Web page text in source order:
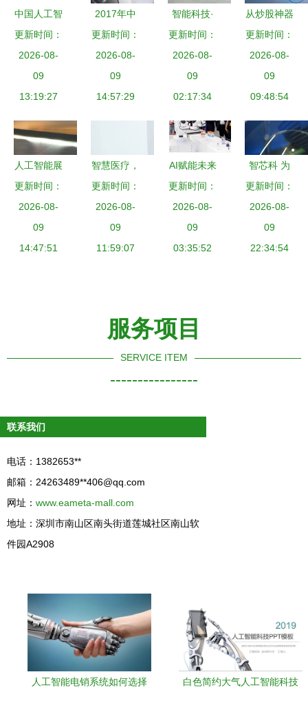
中国人工智
能产业链图
谱全解析
从基础层到
应用层的战
更新时间：
2026-08-
09
13:19:27
2017年中
国人工智能
市场规模与
2020年发
展前景
更新时间：
2026-08-
09
14:57:29
智能科技·
链接未来
2024中国
国际人工智
能产品展览
更新时间：
2026-08-
09
02:17:34
从炒股神器
到陪伴机器
人 伪人工
智能扎堆圈
钱的冷思考
更新时间：
2026-08-
09
09:48:54
人工智能展
示未来风采
探秘科大讯
飞展厅之旅
更新时间：
2026-08-
09
14:47:51
智慧医疗，
共创新生
ABB机器人
首场生物制
药技术交流
更新时间：
2026-08-
09
11:59:07
AI赋能未来
工厂 墨影
科技移动协
作机器人亮
相CIEP，
更新时间：
2026-08-
09
03:35:52
智芯科 为
人工智
能“提神醒
脑”，让AI
走进千家万
更新时间：
2026-08-
09
22:34:54
服务项目
SERVICE ITEM
----------------
联系我们
电话：1382653**
邮箱：24263489**406@qq.com
网址： www.eameta-mall.com
地址：深圳市南山区南头街道莲城社区南山软
件园A2908
人工智能电销系统如何选择
白色简约大气人工智能科技